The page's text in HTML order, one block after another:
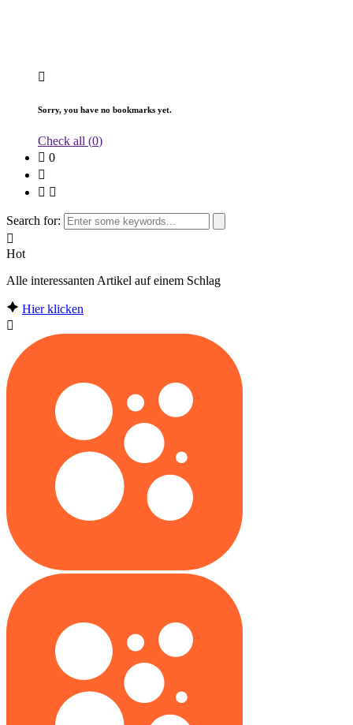
Sorry, you have no bookmarks yet.
Check all (0)
0
Search for:
Hot
Alle interessanten Artikel auf einem Schlag
Hier klicken